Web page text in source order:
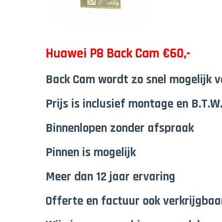
Huawei P8 Back Cam €60,-
Back Cam wordt zo snel mogelijk
Prijs is inclusief montage en B.T.W.
Binnenlopen zonder afspraak
Pinnen is mogelijk
Meer dan 12 jaar ervaring
Offerte en factuur ook